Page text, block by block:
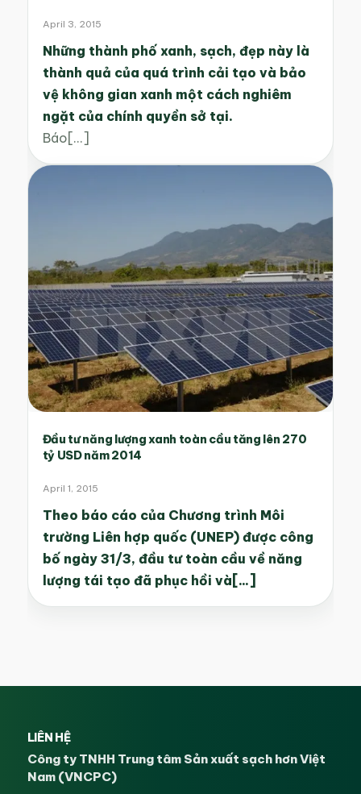
April 3, 2015
Những thành phố xanh, sạch, đẹp này là
thành quả của quá trình cải tạo và bảo
vệ không gian xanh một cách nghiêm
ngặt của chính quyền sở tại.
Báo[...]
Đầu tư năng lượng xanh toàn cầu tăng lên 270
tỷ USD năm 2014
April 1, 2015
Theo báo cáo của Chương trình Môi
trường Liên hợp quốc (UNEP) được công
bố ngày 31/3, đầu tư toàn cầu về năng
lượng tái tạo đã phục hồi và[...]
LIÊN HỆ
Công ty TNHH Trung tâm Sản xuất sạch hơn Việt
Nam (VNCPC)